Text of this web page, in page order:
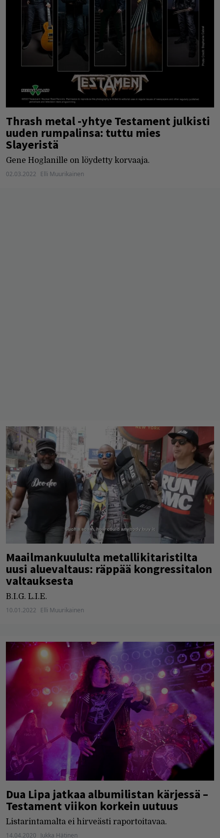
Thrash metal -yhtye Testament julkisti
uuden rumpalinsa: tuttu mies
Slayeristä
Gene Hoglanille on löydetty korvaaja.
02.03.2022 Elli Muurikainen
Maailmankuululta metallikitaristilta
uusi aluevaltaus: räppää kongressitalon
valtauksesta
B.I.G. L.I.E.
10.01.2022 Elli Muurikainen
Dua Lipa jatkaa albumilistan kärjessä –
Testament viikon korkein uutuus
Listarintamalta ei hirveästi raportoitavaa.
14.04.2020 Jukka Hätinen